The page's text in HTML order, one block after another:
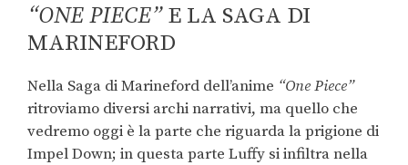
“ONE PIECE”E LA SAGA DI
MARINEFORD
Nella Saga di Marineford dell’anime “One Piece”
ritroviamo diversi archi narrativi, ma quello che
vedremo oggi è la parte che riguarda la prigione di
Impel Down; in questa parte Luffy si infiltra nella